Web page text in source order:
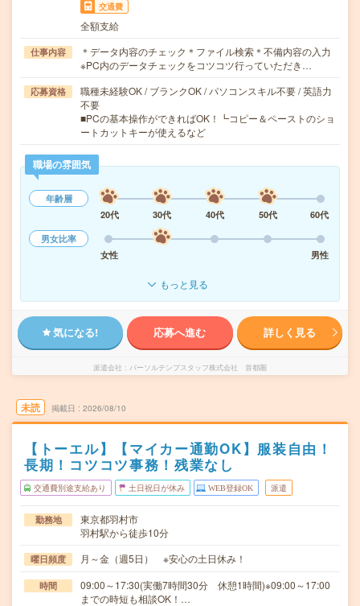
交通費
全額支給
仕事内容
＊データ内容のチェック＊ファイル検索＊不備内容の入力
※PC内のデータチェックをコツコツ行っていただき…
応募資格
職種未経験OK / ブランクOK / パソコンスキル不要 / 英語力
不要
■PCの基本操作ができればOK！┗コピー＆ペーストのショ
ートカットキーが使えるなど
職場の雰囲気
年齢層
20代
30代 40代 50代
60代
男女比率
女性
男性
もっと見る
気になる! 応募へ進む 詳しく見る
派遣会社 パーソルテンプスタッフ株式会社 首都圏
未読 掲載日 2026/08/10
【トーエル】【マイカー通勤OK】服装自由！
長期！コツコツ事務！残業なし
交通費別途支給あり 土日祝日が休み WEB登録OK 派遣
勤務地
東京都羽村市
羽村駅から徒歩10分
曜日頻度 月～金（週5日） ※安心の土日休み！
時間
09:00～17:30(実働7時間30分 休憩1時間)※09:00～17:00
までの時短も相談OK！…